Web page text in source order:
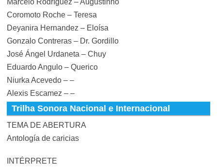
Marcelo Rodríguez – Augustinho
Coromoto Roche – Teresa
Deyanira Hernandez – Eloísa
Gonzalo Contreras – Dr. Gordillo
José Ángel Urdaneta – Chuy
Eduardo Angulo – Querico
Niurka Acevedo – –
Alexis Escamez – –
Trilha Sonora Nacional e Internacional
TEMA DE ABERTURA
Antología de caricias
INTÉRPRETE